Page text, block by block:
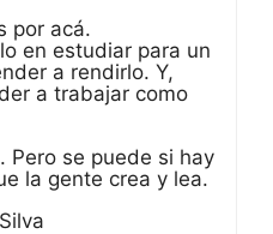
por acá.
en estudiar para un
a rendirlo. Y,
a trabajar como
Pero se puede si hay
la gente crea y lea.